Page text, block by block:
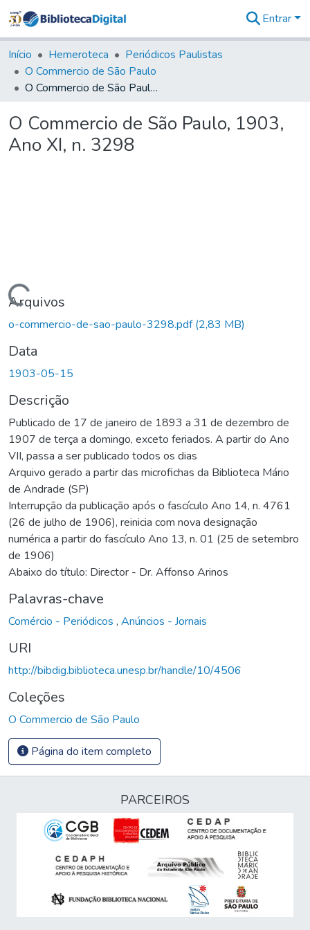
&
Coleções
Tudo na
Biblioteca
Estatísticas
Entrar
Início Hemeroteca
Periódicos Paulistas
O Commercio de São Paulo
O Commercio de São Paulo, 1903, Ano XI, n. 3298
O Commercio de São Paulo, 1903,
Ano XI, n. 3298
Carregando...
Arquivos
o-commercio-de-sao-paulo-3298.pdf(2,83 MB)
Data
1903-05-15
Descrição
Publicado de 17 de janeiro de 1893 a 31 de dezembro de
1907 de terça a domingo, exceto feriados. A partir do Ano
VII, passa a ser publicado todos os dias
Arquivo gerado a partir das microfichas da Biblioteca Mário
de Andrade (SP)
Interrupção da publicação após o fascículo Ano 14, n. 4761
(26 de julho de 1906), reinicia com nova designação
numérica a partir do fascículo Ano 13, n. 01 (25 de setembro
de 1906)
Abaixo do título: Director - Dr. Affonso Arinos
Palavras-chave
Comércio - Periódicos , Anúncios - Jornais
URI
http://bibdig.biblioteca.unesp.br/handle/10/4506
Coleções
O Commercio de São Paulo
Página do item completo
PARCEIROS